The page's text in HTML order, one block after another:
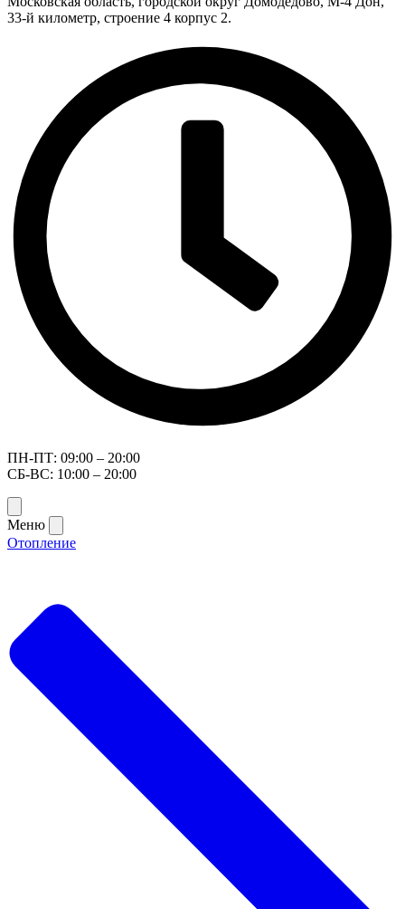
33-й километр, строение 4 корпус 2.
ПН-ПТ: 09:00 – 20:00
СБ-ВС: 10:00 – 20:00
Меню
Отопление